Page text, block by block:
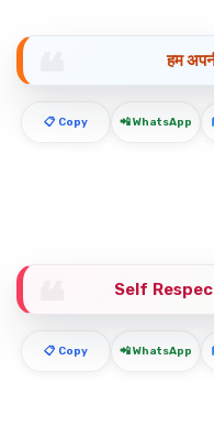
हम
📋 Copy 📲 WhatsApp
Self
📋 Copy 📲 WhatsApp